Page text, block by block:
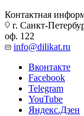
Контактная
г. Санкт-
оф. 122
info@dilikat.ru
Вконтакте
Facebook
Telegram
YouTube
Яндекс.Дзен